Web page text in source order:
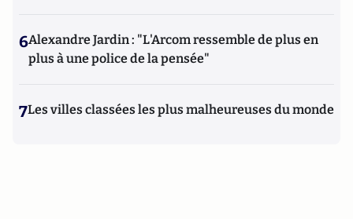
6Alexandre Jardin : "L'Arcom ressemble de plus en
plus à une police de la pensée"
7Les villes classées les plus malheureuses du monde